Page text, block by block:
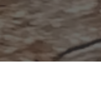
Don
Don